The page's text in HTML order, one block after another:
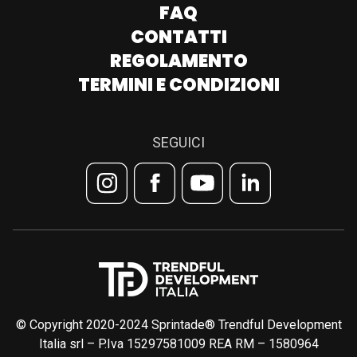
SEGUICI
FAQ
CONTATTI
REGOLAMENTO
TERMINI E CONDIZIONI
© Copyright 2020-2024 Sprintade® Trendful Development
Italia srl – P.Iva 15297581009 REA RM – 1580964